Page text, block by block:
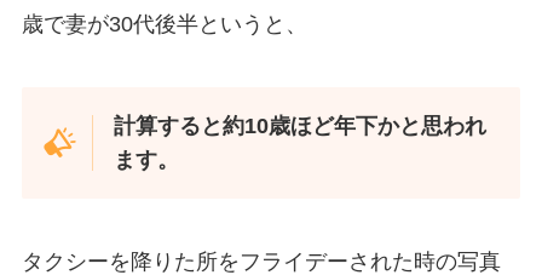
歳で妻が30代後半というと、
計算すると約10歳ほど年下かと思われ
ます。
タクシーを降りた所をフライデーされた時の写真